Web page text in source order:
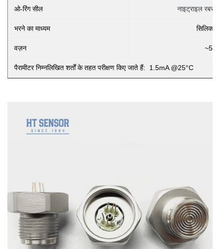
ओ-रिंग सील नाइट्राइल रबर
भरने का माध्यम
वज़न ~55g
पैरामीटर निम्नलिखित शर्तों के तहत परीक्षण किए जाते हैं: 1.5mA @25°C